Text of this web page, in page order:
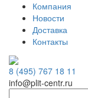
Компания
Новости
Доставка
Контакты
8 (495) 767 18 11
info@plit-centr.ru